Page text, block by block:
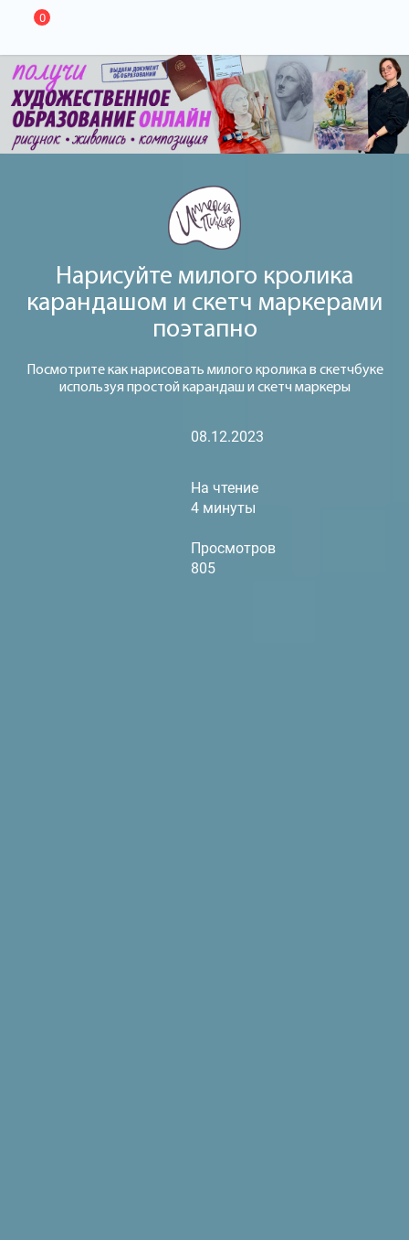
0
Нарисуйте милого кролика
карандашом и скетч маркерами
поэтапно
Посмотрите как нарисовать милого кролика в скетчбуке
используя простой карандаш и скетч маркеры
08.12.2023
На чтение
4 минуты
Просмотров
805